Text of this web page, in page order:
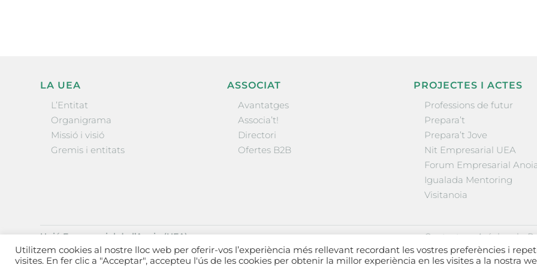
LA UEA
L’Entitat
Organigrama
Missió i visió
Gremis i entitats
ASSOCIAT
Avantatges
Associa’t!
Directori
Ofertes B2B
PROJECTES I ACTES
Professions de futur
Prepara’t
Prepara’t Jove
Nit Empresarial UEA
Forum Empresarial
Igualada Mentoring
Visitanoia
Unió Empresarial de l’Anoia (UEA)
Ctra. de Manresa, 131, 08700 – Igualada(Barcelona)
Tel 93 805 22 92
Contactar·Avís legal·
Utilitzem cookies al nostre lloc web per oferir-vos l’experiència més rellevant recordant les vostres preferències i
visites. En fer clic a "Acceptar", accepteu l'ús de les cookies per obtenir la millor experiència en les visites a la nostra